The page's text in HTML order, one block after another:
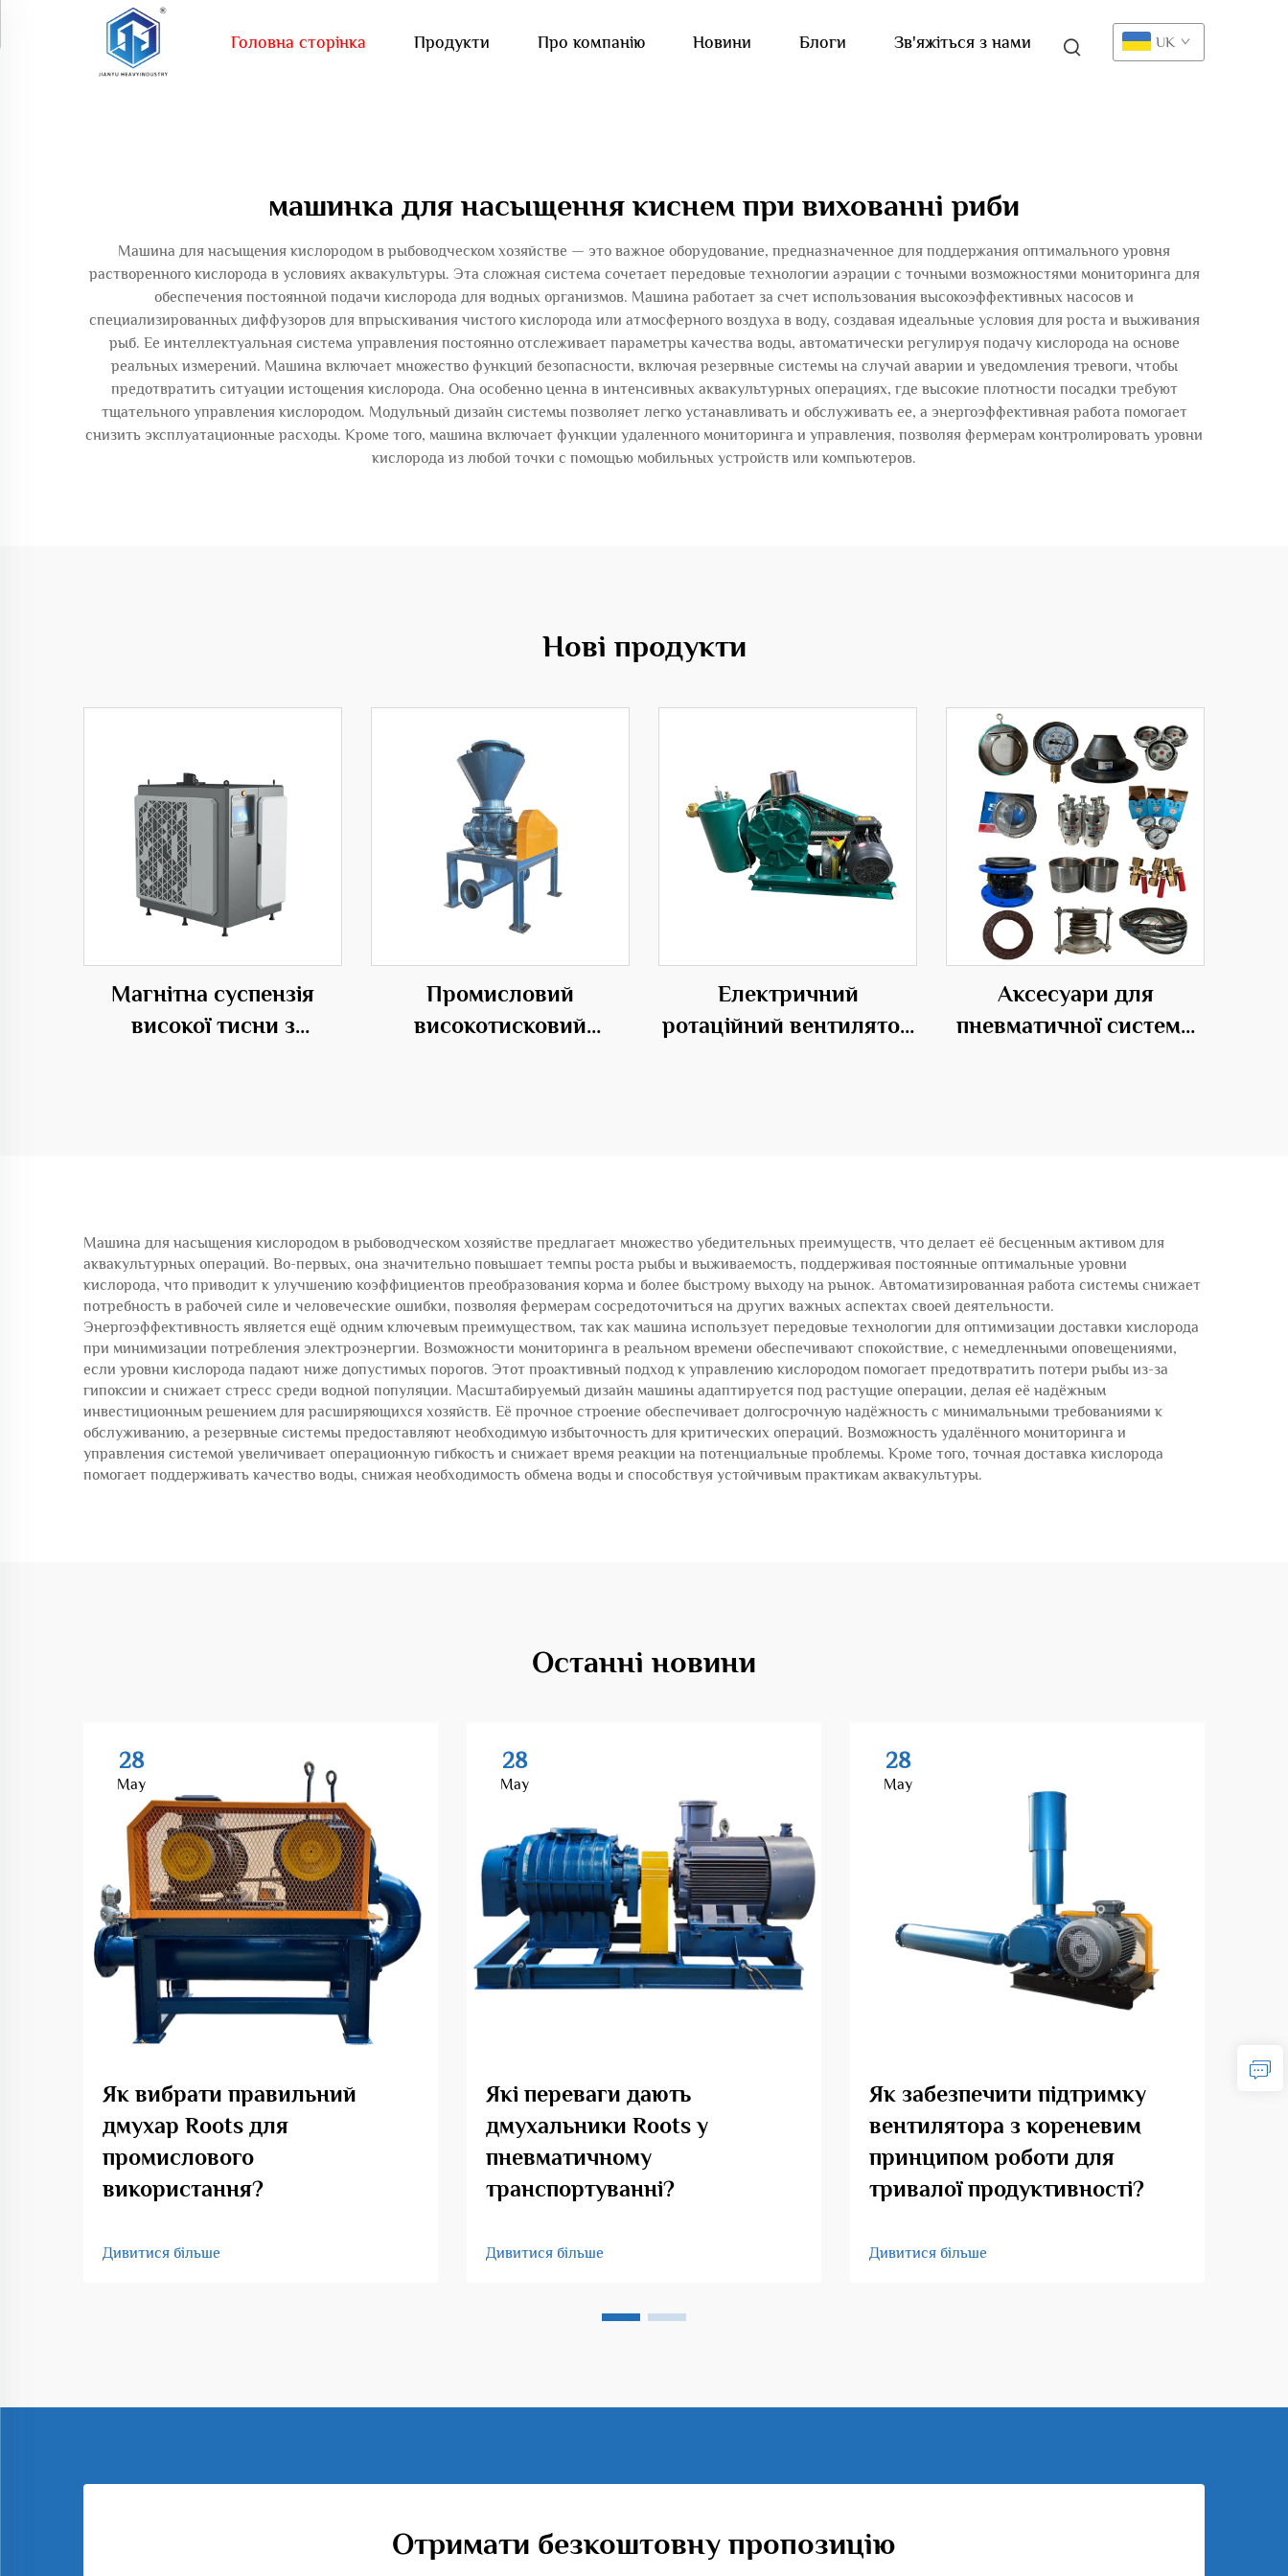
Головна сторінка Продукти Про компанію Новини Блоги Зв'яжіться з нами UK
машинка для насыщення киснем при вихованні риби
Машина для насыщения кислородом в рыбоводческом хозяйстве — это важное оборудование, предназначенное для поддержания оптимального уровня
растворенного кислорода в условиях аквакультуры. Эта сложная система сочетает передовые технологии аэрации с точными возможностями мониторинга для
обеспечения постоянной подачи кислорода для водных организмов. Машина работает за счет использования высокоэффективных насосов и
специализированных диффузоров для впрыскивания чистого кислорода или атмосферного воздуха в воду, создавая идеальные условия для роста и выживания
рыб. Ее интеллектуальная система управления постоянно отслеживает параметры качества воды, автоматически регулируя подачу кислорода на основе
реальных измерений. Машина включает множество функций безопасности, включая резервные системы на случай аварии и уведомления тревоги, чтобы
предотвратить ситуации истощения кислорода. Она особенно ценна в интенсивных аквакультурных операциях, где высокие плотности посадки требуют
тщательного управления кислородом. Модульный дизайн системы позволяет легко устанавливать и обслуживать ее, а энергоэффективная работа помогает
снизить эксплуатационные расходы. Кроме того, машина включает функции удаленного мониторинга и управления, позволяя фермерам контролировать уровни
кислорода из любой точки с помощью мобильных устройств или компьютеров.
Нові продукти
Магнітна суспензія
високої тисни з
Промисловий
високотисковий
Електричний
ротаційний вентилятор
Аксесуари для
пневматичної системи
Машина для насыщения кислородом в рыбоводческом хозяйстве предлагает множество убедительных преимуществ, что делает её бесценным активом для
аквакультурных операций. Во-первых, она значительно повышает темпы роста рыбы и выживаемость, поддерживая постоянные оптимальные уровни
кислорода, что приводит к улучшению коэффициентов преобразования корма и более быстрому выходу на рынок. Автоматизированная работа системы снижает
потребность в рабочей силе и человеческие ошибки, позволяя фермерам сосредоточиться на других важных аспектах своей деятельности.
Энергоэффективность является ещё одним ключевым преимуществом, так как машина использует передовые технологии для оптимизации доставки кислорода
при минимизации потребления электроэнергии. Возможности мониторинга в реальном времени обеспечивают спокойствие, с немедленными оповещениями,
если уровни кислорода падают ниже допустимых порогов. Этот проактивный подход к управлению кислородом помогает предотвратить потери рыбы из-за
гипоксии и снижает стресс среди водной популяции. Масштабируемый дизайн машины адаптируется под растущие операции, делая её надёжным
инвестиционным решением для расширяющихся хозяйств. Её прочное строение обеспечивает долгосрочную надёжность с минимальными требованиями к
обслуживанию, а резервные системы предоставляют необходимую избыточность для критических операций. Возможность удалённого мониторинга и
управления системой увеличивает операционную гибкость и снижает время реакции на потенциальные проблемы. Кроме того, точная доставка кислорода
помогает поддерживать качество воды, снижая необходимость обмена воды и способствуя устойчивым практикам аквакультуры.
Останні новини
28
May
Як вибрати правильний
дмухар Roots для
промислового
використання?
Дивитися більше
28
May
Які переваги дають
дмухальники Roots у
пневматичному
транспортуванні?
Дивитися більше
28
May
Як забезпечити підтримку
вентилятора з кореневим
принципом роботи для
тривалої продуктивності?
Дивитися більше
Отримати безкоштовну пропозицію